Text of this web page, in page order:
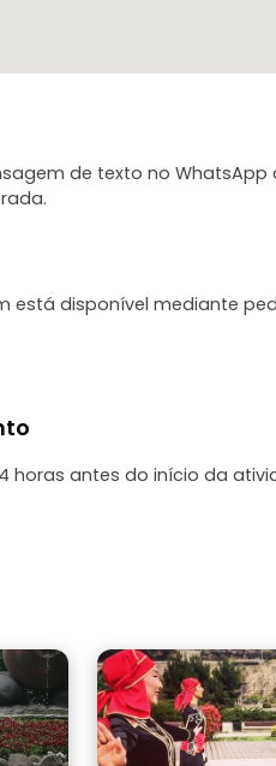
de texto no
está disponível mediante
horas antes do início da